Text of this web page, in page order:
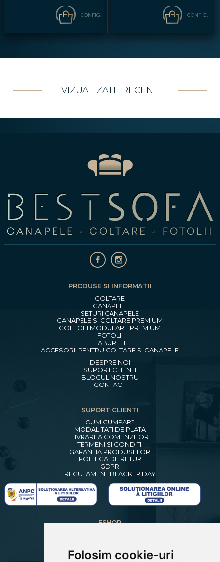
Folosim cookie-uri
CONFIG. CONFIG.
VIZUALIZATE RECENT
PRODUSE SI INFORMATII
COLTARE
CANAPELE
SETURI CANAPELE
CANAPELE SI COLTARE PREMIUM
COLECTII MODULARE PREMIUM
FOTOLII
TABURETI
ACCESORII PENTRU COLTARE SI CANAPELE
DESPRE NOI
SUPORT CLIENTI
BLOGUL NOSTRU
CONTACT
SUPORT CLIENTI
CUM CUMPAR?
MODALITATI DE PLATA
LIVRAREA COMENZILOR
TERMENI SI CONDITII
GARANTIA PRODUSELOR
POLITICA DE RETUR
GDPR
REGULAMENT BLACKFRIDAY
ESHOP
RECUPERARE PAROLA